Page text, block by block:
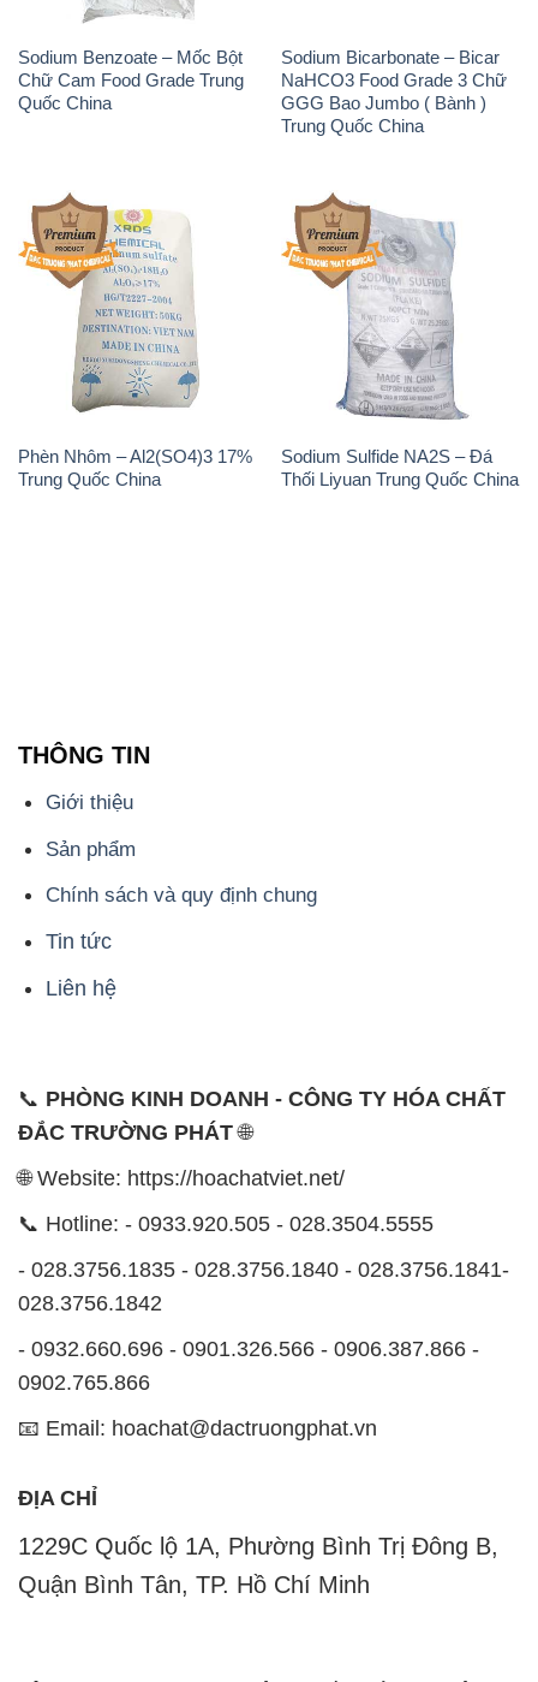
Sodium Benzoate – Mốc Bột
Chữ Cam Food Grade Trung
Quốc China
Sodium Bicarbonate – Bicar
NaHCO3 Food Grade 3 Chữ
GGG Bao Jumbo ( Bành )
Trung Quốc China
Phèn Nhôm – Al2(SO4)3 17%
Trung Quốc China
Sodium Sulfide NA2S – Đá
Thối Liyuan Trung Quốc China
THÔNG TIN
Giới thiệu
Sản phẩm
Chính sách và quy định chung
Tin tức
Liên hệ
📞 PHÒNG KINH DOANH - CÔNG TY HÓA CHẤT
ĐẮC TRƯỜNG PHÁT🌐
🌐 Website: https://hoachatviet.net/
📞 Hotline: - 0933.920.505 - 028.3504.5555
- 028.3756.1835 - 028.3756.1840 - 028.3756.1841-
028.3756.1842
- 0932.660.696 - 0901.326.566 - 0906.387.866 -
0902.765.866
📧 Email: hoachat@dactruongphat.vn
ĐỊA CHỈ
1229C Quốc lộ 1A, Phường Bình Trị Đông B,
Quận Bình Tân, TP. Hồ Chí Minh